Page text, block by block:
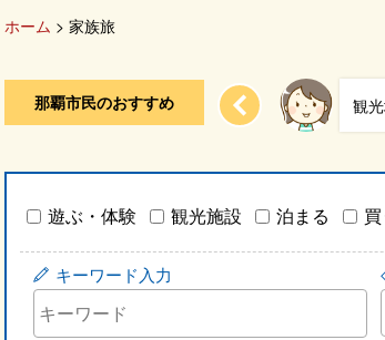
ホーム > 家族旅
那覇市民のおすすめ
地というのもなんだけど、離... 散
遊ぶ・体験 観光施設 泊まる 買
キーワード入力